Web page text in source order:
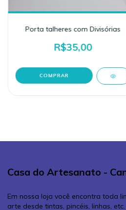
Porta talheres com Divisórias
R$35,00
Casa do Artesanato -
Em nossa loja você encontra toda
arte desde tintas, pincéis, linhas,